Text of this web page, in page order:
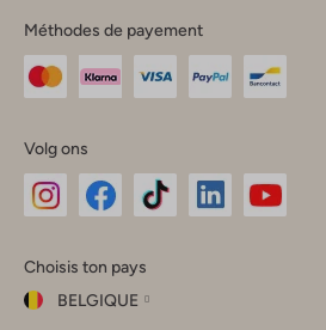
Méthodes de payement
Volg ons
Instagram
Facebook
TikTok
Choisis ton pays
BELGIQUE